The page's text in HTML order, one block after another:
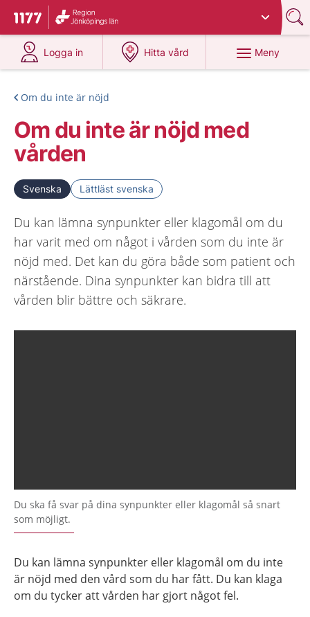
Till startsidan för 1177
Du har valt region
Logga in
på 1177.se
Hitta vård
på 1177.se
Meny
Om du inte är nöjd
Om du inte är nöjd med
vården
Svenska Lättläst svenska
Du kan lämna synpunkter eller klagomål om du
har varit med om något i vården som du inte är
nöjd med. Det kan du göra både som patient och
närstående. Dina synpunkter kan bidra till att
vården blir bättre och säkrare.
Du ska få svar på dina synpunkter eller klagomål så snart
som möjligt.
Du kan lämna synpunkter eller klagomål om du inte
är nöjd med den vård som du har fått. Du kan klaga
om du tycker att vården har gjort något fel.